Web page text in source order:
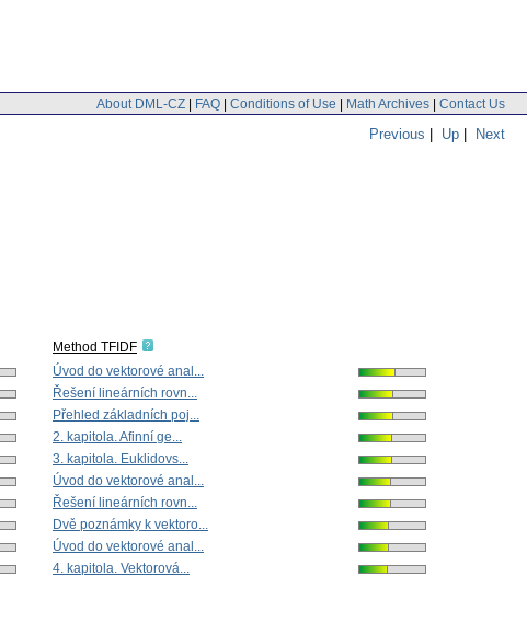
About DML-CZ | FAQ | Conditions of Use | Math Archives | Contact Us
Previous | Up | Next
Method TFIDF
Úvod do vektorové anal...
Řešení lineárních rovn...
Přehled základních poj...
2. kapitola. Afinní ge...
3. kapitola. Euklidovs...
Úvod do vektorové anal...
Řešení lineárních rovn...
Dvě poznámky k vektoro...
Úvod do vektorové anal...
4. kapitola. Vektorová...